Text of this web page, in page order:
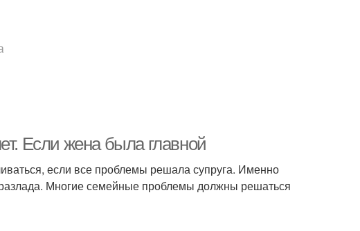
Если жена была главной
если все проблемы решала супруга. Именно
Многие семейные проблемы должны решаться